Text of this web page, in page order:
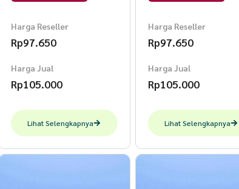
Harga Reseller
Rp97.650
Harga Jual
Rp105.000
Lihat Selengkapnya
Harga Reseller
Rp97.650
Harga Jual
Rp105.000
Lihat Selengkapnya